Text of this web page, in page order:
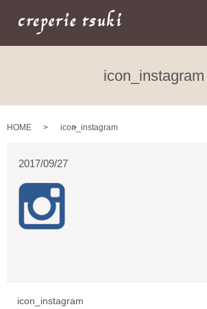
icon_instagram
HOME icon_instagram
2017/09/27
icon_instagram